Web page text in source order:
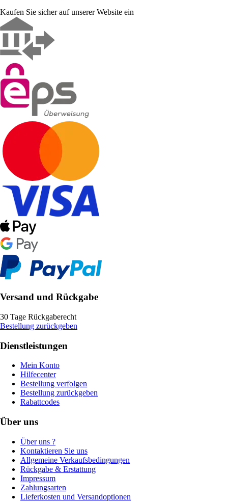
Kaufen Sie sicher auf unserer Website ein
Versand und Rückgabe
30 Tage Rückgaberecht
Bestellung zurückgeben
Dienstleistungen
Mein Konto
Hilfecenter
Bestellung verfolgen
Bestellung zurückgeben
Rabattcodes
Über uns
Über uns ?
Kontaktieren Sie uns
Allgemeine Verkaufsbedingungen
Rückgabe & Erstattung
Impressum
Zahlungsarten
Lieferkosten und Versandoptionen